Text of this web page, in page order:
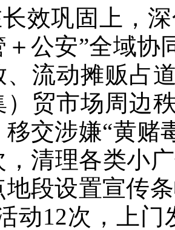
效巩固上，
＋公安”全域协
、流动摊贩占
）贸市场周边
移交涉嫌“黄赌
，清理各类小
地段设置宣传
动12次，上